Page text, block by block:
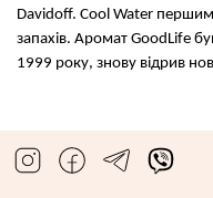
Davidoff. Cool Water першим
запахів. Аромат GoodLife
1999 року, знову відрив